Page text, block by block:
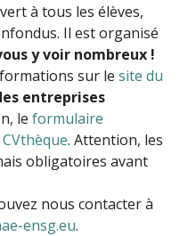
à tous les élèves,
Il est organisé
y voir nombreux !
sur le site du
entreprises
le formulaire
. Attention, les
obligatoires avant
nous contacter à
ensg.eu.